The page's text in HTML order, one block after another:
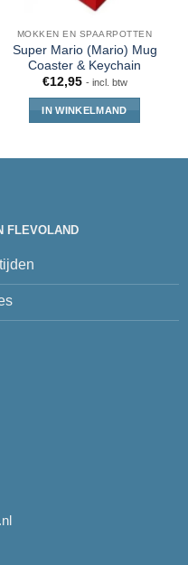
MOKKEN EN SPAARPOTTEN
Super Mario (Mario) Mug
Coaster & Keychain
€12,95 - incl. btw
IN WINKELMAND
FLEVOLAND